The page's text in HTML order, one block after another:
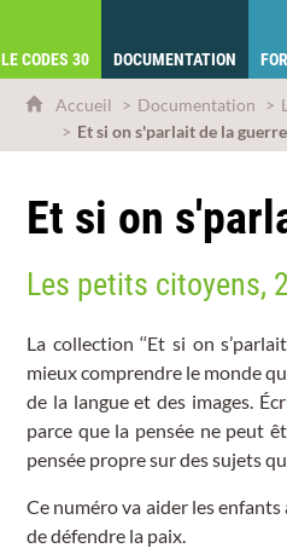
LE CODES 30 DOCUMENTATION
Accueil Documentation
Et si on s'parlait de la
Et si on
Les petits citoyens,
La collection ‘‘Et si on
mieux comprendre le monde
de la langue et des images.
parce que la pensée ne peut
pensée propre sur des sujets
Ce numéro va aider les enfants
de défendre la paix.